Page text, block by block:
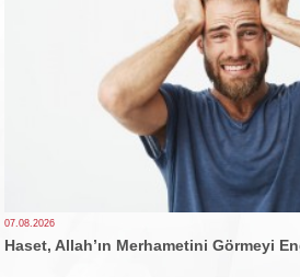
07.08.2026
Haset, Allah’ın Merhametini Görmeyi